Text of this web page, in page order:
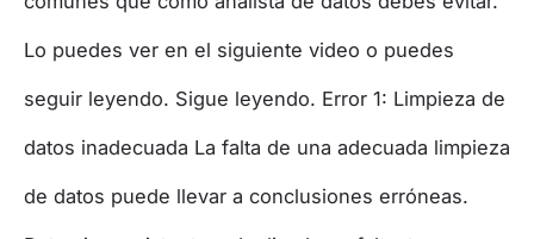
Lo puedes ver en el siguiente video o puedes
seguir leyendo. Sigue leyendo. Error 1: Limpieza de
datos inadecuada La falta de una adecuada limpieza
de datos puede llevar a conclusiones erróneas.